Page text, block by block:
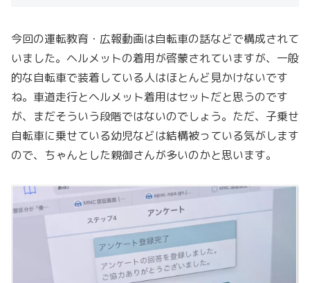
今回の運転教育・広報動画は自転車の話などで構成されて
いました。ヘルメットの着用が啓蒙されていますが、一般
的な自転車で装着している人はほとんど見かけないです
ね。車道走行とヘルメット着用はセットだと思うのです
が、まだそういう段階ではないのでしょう。ただ、子乗せ
自転車に乗せている幼児などは結構被っている気がします
ので、ちゃんとした親御さんが多いのかと思います。